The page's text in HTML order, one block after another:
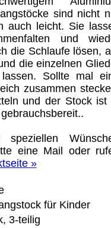
sind nicht
auch leicht. Sie
und
die Schlaufe lösen,
die einzelnen
Sollte mal
zusammen
und der Stock ist
eine Mail oder
»
für Kinder
3-teilig
Sie per
z.B. einen
die
/
Sie
also
jeweiligen
und
Blinden
2026
Wir
[ 7262 ]